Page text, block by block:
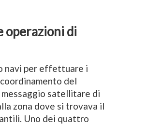
operazioni di
navi per effettuare i
del
satellitare di
zona dove si trovava il
Uno dei quattro